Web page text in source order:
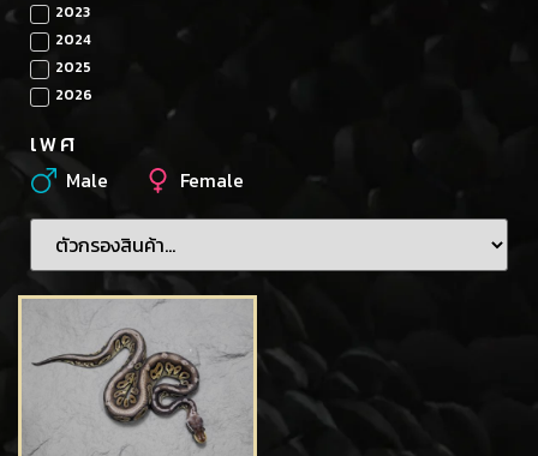
2023
2024
2025
2026
เพศ
Male Female